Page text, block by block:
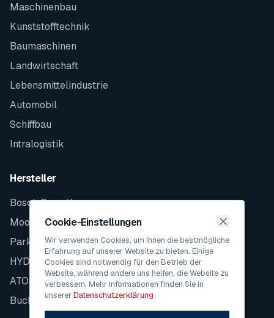
Maschinenbau
Kunststofftechnik
Baumaschinen
Landwirtschaft
Lebensmittelindustrie
Automobil
Schiffbau
Intralogistik
Hersteller
Bosch Rexroth
Moog
Parker
HYDAC
ATOS
Bucher
Cookie-Einstellungen
Wir verwenden Cookies, um Ihnen die bestmögliche
Erfahrung auf unserer Website zu bieten. Einige
Cookies sind notwendig für den Betrieb der
Website, während andere uns helfen, die Website zu
verbessern. Mehr Informationen finden Sie in
unsererDatenschutzerklärung